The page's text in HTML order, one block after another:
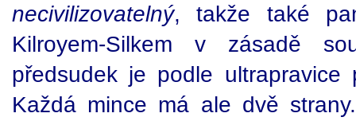
necivilizovatelný, takže také
Kilroyem-Silkem v zásadě
předsudek je podle ultrapravice
Každá mince má ale dvě